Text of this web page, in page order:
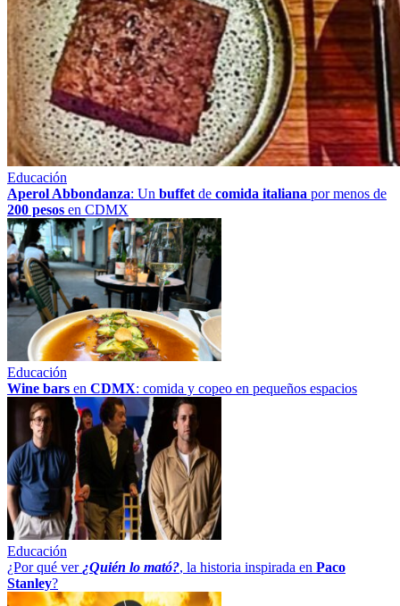
Educación
Aperol Abbondanza: Un buffet de comida italiana por menos de
200 pesos en CDMX
Educación
Wine bars en CDMX: comida y copeo en pequeños espacios
Educación
¿Por qué ver ¿Quién lo mató?, la historia inspirada en Paco
Stanley?